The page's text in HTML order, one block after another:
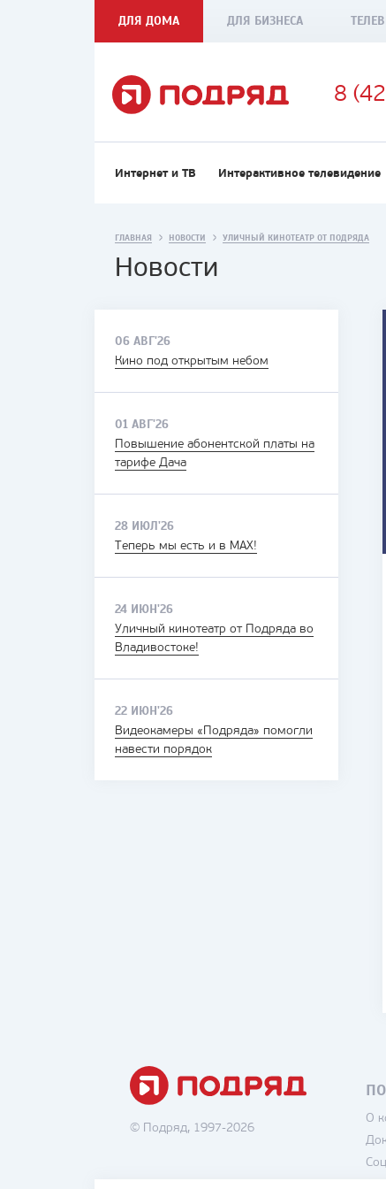
ДЛЯ ДОМА ДЛЯ БИЗНЕСА
8
Интернет и ТВ Интерактивное телевидение
ГЛАВНАЯ НОВОСТИ УЛИЧНЫЙ КИНОТЕАТР ОТ ПОДРЯДА
Новости
06 АВГ'26
Кино под открытым небом
01 АВГ'26
Повышение абонентской платы на
тарифе Дача
28 ИЮЛ'26
Теперь мы есть и в MAX!
24 ИЮН'26
Уличный кинотеатр от Подряда во
Владивостоке!
22 ИЮН'26
Видеокамеры «Подряда» помогли
навести порядок
© Подряд, 1997-2026
О